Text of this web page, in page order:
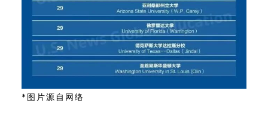
*图片源自网络